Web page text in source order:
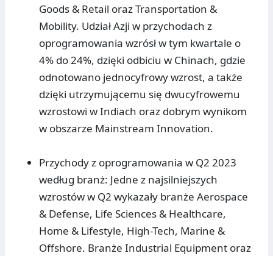
Goods & Retail oraz Transportation &
Mobility. Udział Azji w przychodach z
oprogramowania wzrósł w tym kwartale o
4% do 24%, dzięki odbiciu w Chinach, gdzie
odnotowano jednocyfrowy wzrost, a także
dzięki utrzymującemu się dwucyfrowemu
wzrostowi w Indiach oraz dobrym wynikom
w obszarze Mainstream Innovation.
Przychody z oprogramowania w Q2 2023
według branż: Jedne z najsilniejszych
wzrostów w Q2 wykazały branże Aerospace
& Defense, Life Sciences & Healthcare,
Home & Lifestyle, High-Tech, Marine &
Offshore. Branże Industrial Equipment oraz